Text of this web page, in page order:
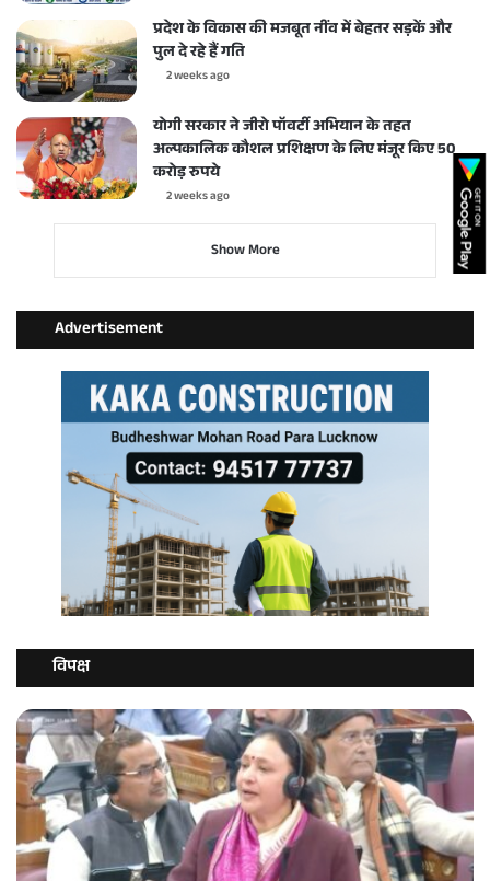
प्रदेश के विकास की मजबूत नींव में बेहतर सड़कें और
पुल दे रहे हैं गति
2 weeks ago
योगी सरकार ने जीरो पॉवर्टी अभियान के तहत
अल्पकालिक कौशल प्रशिक्षण के लिए मंजूर किए 50
करोड़ रुपये
2 weeks ago
Show More
Advertisement
विपक्ष